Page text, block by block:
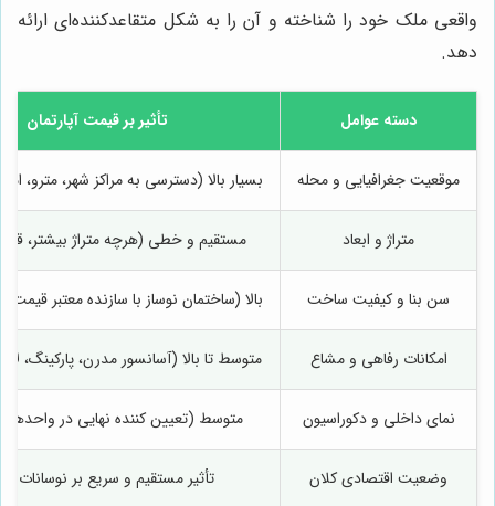
واقعی ملک خود را شناخته و آن را به شکل متقاعدکننده‌ای ارائه
دهد.
دسته عوامل تأثیر بر قیمت آپارتمان
موقعیت جغرافیایی و محله بسیار بالا (دسترسی به مراکز شهر، مترو،
متراژ و ابعاد مستقیم و خطی (هرچه متراژ بیشتر،
سن بنا و کیفیت ساخت بالا (ساختمان نوساز با سازنده معتبر قیمت
امکانات رفاهی و مشاع متوسط تا بالا (آسانسور مدرن، پارکینگ،
نمای داخلی و دکوراسیون متوسط (تعیین کننده نهایی در
وضعیت اقتصادی کلان تأثیر مستقیم و سریع بر نوسانات